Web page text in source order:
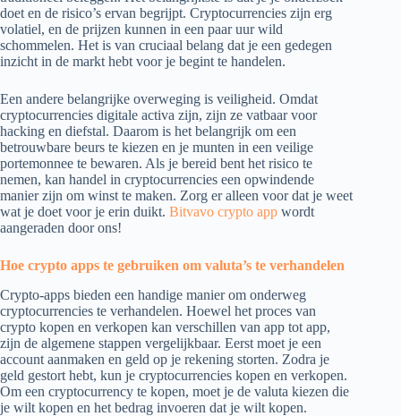
doet en de risico’s ervan begrijpt. Cryptocurrencies zijn erg
volatiel, en de prijzen kunnen in een paar uur wild
schommelen. Het is van cruciaal belang dat je een gedegen
inzicht in de markt hebt voor je begint te handelen.
Een andere belangrijke overweging is veiligheid. Omdat
cryptocurrencies digitale activa zijn, zijn ze vatbaar voor
hacking en diefstal. Daarom is het belangrijk om een
betrouwbare beurs te kiezen en je munten in een veilige
portemonnee te bewaren. Als je bereid bent het risico te
nemen, kan handel in cryptocurrencies een opwindende
manier zijn om winst te maken. Zorg er alleen voor dat je weet
wat je doet voor je erin duikt. Bitvavo crypto app wordt
aangeraden door ons!
Hoe crypto apps te gebruiken om valuta’s te verhandelen
Crypto-apps bieden een handige manier om onderweg
cryptocurrencies te verhandelen. Hoewel het proces van
crypto kopen en verkopen kan verschillen van app tot app,
zijn de algemene stappen vergelijkbaar. Eerst moet je een
account aanmaken en geld op je rekening storten. Zodra je
geld gestort hebt, kun je cryptocurrencies kopen en verkopen.
Om een cryptocurrency te kopen, moet je de valuta kiezen die
je wilt kopen en het bedrag invoeren dat je wilt kopen.